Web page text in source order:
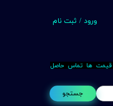
جستجو
ورود / ثبت نام
خروج از حساب کاربری
قیمت ها تماس حاصل